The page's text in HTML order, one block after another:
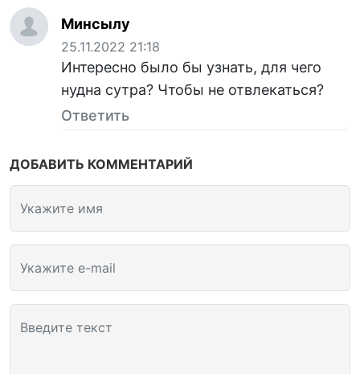
Минсылу
25.11.2022 21:18
Интересно было бы узнать, для чего
нудна сутра? Чтобы не отвлекаться?
Ответить
ДОБАВИТЬ КОММЕНТАРИЙ
Укажите имя
Укажите e-mail
Введите текст